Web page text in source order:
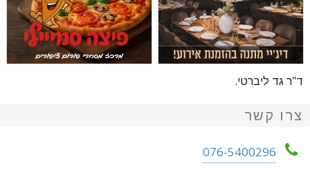
ד"ר גד ליברטי.
צרו קשר
076-5400296